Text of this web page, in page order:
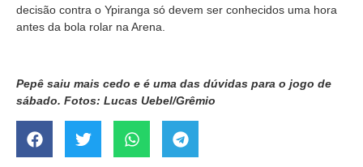
decisão contra o Ypiranga só devem ser conhecidos uma hora
antes da bola rolar na Arena.
Pepê saiu mais cedo e é uma das dúvidas para o jogo de
sábado. Fotos: Lucas Uebel/Grêmio